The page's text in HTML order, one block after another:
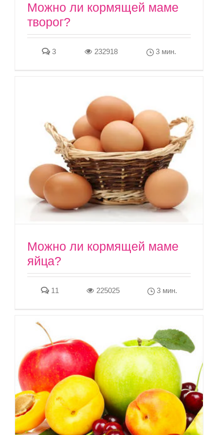
Можно ли кормящей маме
творог?
3 232918 3 мин.
Можно ли кормящей маме
яйца?
11 225025 3 мин.